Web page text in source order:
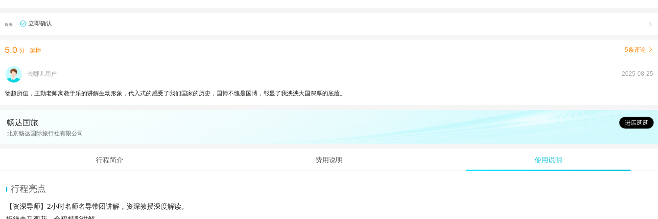
服务 立即确认 
5.0 分 超棒 5条评论 
去哪儿用户 2025-08-25
物超所值，王勤老师寓教于乐的讲解生动形象，代入式的感受了我们国家的历史，国博不愧是国博，彰显了我泱泱大国深厚的底蕴。
畅达国旅
进店逛逛
北京畅达国际旅行社有限公司
行程简介 费用说明 使用说明
行程亮点
【资深导师】2小时名师名导带团讲解，资深教授深度解读。